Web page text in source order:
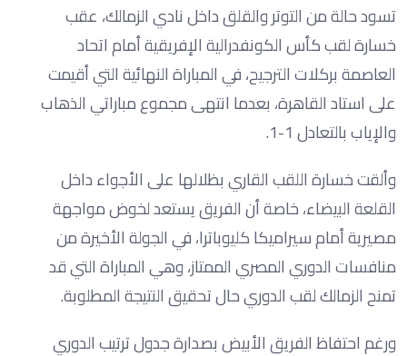
تسود حالة من التوتر والقلق داخل نادي الزمالك، عقب
خسارة لقب كأس الكونفدرالية الإفريقية أمام اتحاد
العاصمة بركلات الترجيح، في المباراة النهائية التي أقيمت
على استاد القاهرة، بعدما انتهى مجموع مباراتي الذهاب
والإياب بالتعادل 1-1.
وألقت خسارة اللقب القاري بظلالها على الأجواء داخل
القلعة البيضاء، خاصة أن الفريق يستعد لخوض مواجهة
مصيرية أمام سيراميكا كليوباترا، في الجولة الأخيرة من
منافسات الدوري المصري الممتاز، وهي المباراة التي قد
تمنح الزمالك لقب الدوري حال تحقيق النتيجة المطلوبة.
ورغم احتفاظ الفريق الأبيض بصدارة جدول ترتيب الدوري